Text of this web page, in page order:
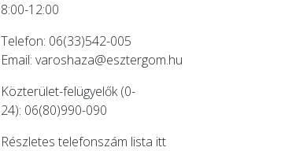
8:00-12:00
Telefon: 06(33)542-005
Email: varoshaza@esztergom.hu
Közterület-felügyelők (0-
24): 06(80)990-090
Részletes telefonszám lista itt